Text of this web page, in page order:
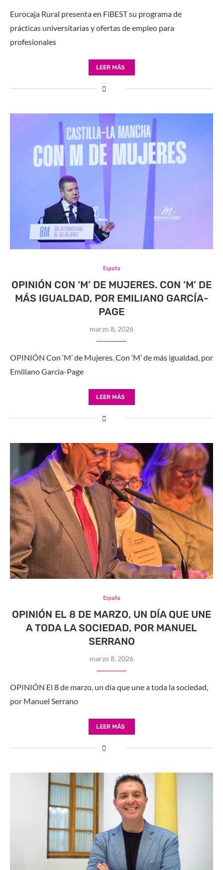
Eurocaja Rural presenta en FiBEST su programa de
prácticas universitarias y ofertas de empleo para
profesionales
LEER MÁS
España
OPINIÓN CON ‘M’ DE MUJERES. CON ‘M’ DE
MÁS IGUALDAD, POR EMILIANO GARCÍA-
PAGE
marzo 8, 2026
OPINIÓN Con ‘M’ de Mujeres. Con ‘M’ de más igualdad, por
Emiliano García-Page
LEER MÁS
España
OPINIÓN EL 8 DE MARZO, UN DÍA QUE UNE
A TODA LA SOCIEDAD, POR MANUEL
SERRANO
marzo 8, 2026
OPINIÓN El 8 de marzo, un día que une a toda la sociedad,
por Manuel Serrano
LEER MÁS